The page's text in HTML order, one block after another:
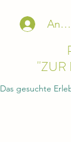
Das gesuchte